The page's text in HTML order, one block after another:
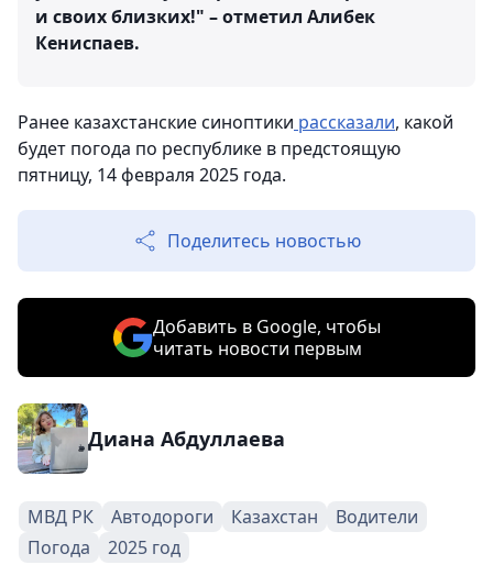
и своих близких!" – отметил Алибек
Кениспаев.
Ранее казахстанские синоптики рассказали, какой
будет погода по республике в предстоящую
пятницу, 14 февраля 2025 года.
Поделитесь новостью
Добавить в Google, чтобы
читать новости первым
Диана Абдуллаева
МВД РК Автодороги Казахстан
Водители
Погода
2025 год